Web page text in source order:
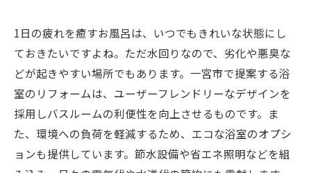
1日の疲れを癒すお風呂は、いつでもきれいな状態にし
ておきたいですよね。ただ水回りなので、劣化や悪臭な
どが起きやすい場所でもあります。一宮市で提案する浴
室のリフォームは、ユーザーフレンドリーなデザインを
採用しバスルームの利便性を向上させるものです。ま
た、環境への負荷を軽減するため、エコな浴室のオプシ
ョンも提供しています。節水設備や省エネ照明などを組